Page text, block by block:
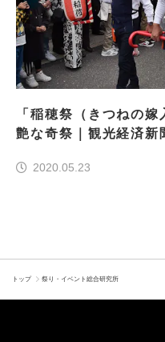
「稲穂祭（きつねの
艶な奇祭｜観光経済新
2020.05.23
トップ 祭り・イベント総合研究所